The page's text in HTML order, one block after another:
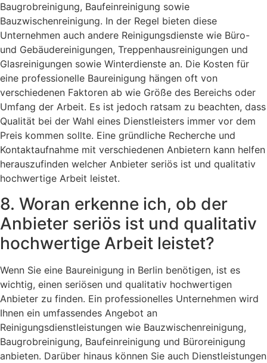
Baugrobreinigung, Baufeinreinigung sowie
Bauzwischenreinigung. In der Regel bieten diese
Unternehmen auch andere Reinigungsdienste wie Büro-
und Gebäudereinigungen, Treppenhausreinigungen und
Glasreinigungen sowie Winterdienste an. Die Kosten für
eine professionelle Baureinigung hängen oft von
verschiedenen Faktoren ab wie Größe des Bereichs oder
Umfang der Arbeit. Es ist jedoch ratsam zu beachten, dass
Qualität bei der Wahl eines Dienstleisters immer vor dem
Preis kommen sollte. Eine gründliche Recherche und
Kontaktaufnahme mit verschiedenen Anbietern kann helfen
herauszufinden welcher Anbieter seriös ist und qualitativ
hochwertige Arbeit leistet.
8. Woran erkenne ich, ob der
Anbieter seriös ist und qualitativ
hochwertige Arbeit leistet?
Wenn Sie eine Baureinigung in Berlin benötigen, ist es
wichtig, einen seriösen und qualitativ hochwertigen
Anbieter zu finden. Ein professionelles Unternehmen wird
Ihnen ein umfassendes Angebot an
Reinigungsdienstleistungen wie Bauzwischenreinigung,
Baugrobreinigung, Baufeinreinigung und Büroreinigung
anbieten. Darüber hinaus können Sie auch Dienstleistungen